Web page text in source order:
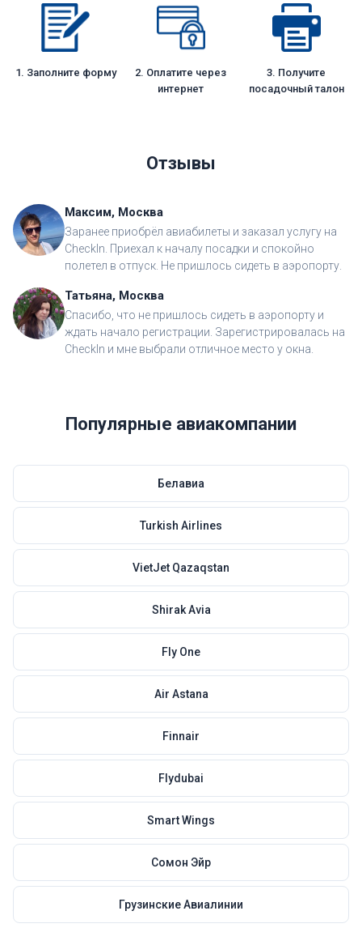
1. Заполните форму
2. Оплатите через
интернет
3. Получите
посадочный талон
Отзывы
Максим, Москва
Заранее приобрёл авиабилеты и заказал услугу на
CheckIn. Приехал к началу посадки и спокойно
полетел в отпуск. Не пришлось сидеть в аэропорту.
Татьяна, Москва
Спасибо, что не пришлось сидеть в аэропорту и
ждать начало регистрации. Зарегистрировалась на
CheckIn и мне выбрали отличное место у окна.
Популярные авиакомпании
Белавиа
Turkish Airlines
VietJet Qazaqstan
Shirak Avia
Fly One
Air Astana
Finnair
Flydubai
Smart Wings
Сомон Эйр
Грузинские Авиалинии